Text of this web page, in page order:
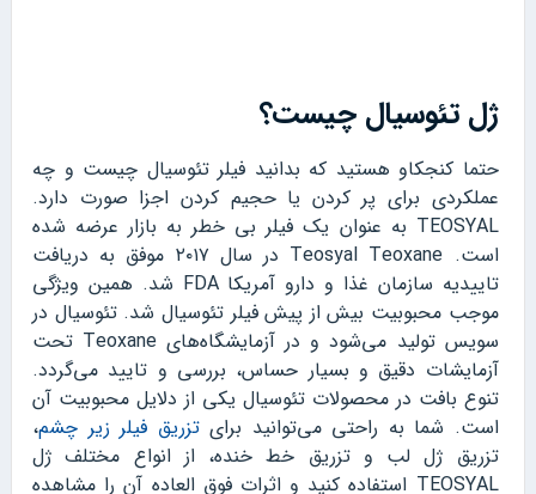
ژل تئوسیال چیست؟
حتما کنجکاو هستید که بدانید فیلر تئوسیال چیست و چه
عملکردی برای پر کردن یا حجیم کردن اجزا صورت دارد.
TEOSYAL به عنوان یک فیلر بی خطر به بازار عرضه شده
است. Teosyal Teoxane در سال ۲۰۱۷ موفق به دریافت
تاییدیه سازمان غذا و دارو آمریکا FDA شد. همین ویژگی
موجب محبوبیت بیش از پیش فیلر تئوسیال شد. تئوسیال در
سویس تولید می‌شود و در آزمایشگاه‌های Teoxane تحت
آزمایشات دقیق و بسیار حساس، بررسی و تایید می‌گردد.
تنوع بافت در محصولات تئوسیال یکی از دلایل محبوبیت آن
است. شما به راحتی می‌توانید برایتزریق فیلر زیر چشم،
تزریق ژل لب و تزریق خط خنده، از انواع مختلف ژل
TEOSYAL استفاده کنید و اثرات فوق العاده آن را مشاهده